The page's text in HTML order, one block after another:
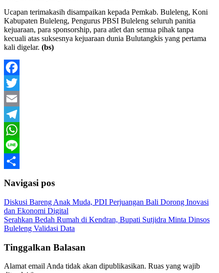
Ucapan terimakasih disampaikan kepada Pemkab. Buleleng, Koni
Kabupaten Buleleng, Pengurus PBSI Buleleng seluruh panitia
kejuaraan, para sponsorship, para atlet dan semua pihak tanpa
kecuali atas suksesnya kejuaraan dunia Bulutangkis yang pertama
kali digelar. (bs)
Facebook
Twitter
Email
Telegram
WhatsApp
Line
Navigasi pos
Diskusi Bareng Anak Muda, PDI Perjuangan Bali Dorong Inovasi
dan Ekonomi Digital
Serahkan Bedah Rumah di Kendran, Bupati Sutjidra Minta Dinsos
Buleleng Validasi Data
Tinggalkan Balasan
Alamat email Anda tidak akan dipublikasikan. Ruas yang wajib